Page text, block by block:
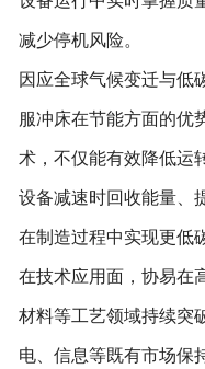
减少停机风险。
因应全球气候变迁与低
服冲床在节能方面的优
术，不仅能有效降低运
设备减速时回收能量、
在制造过程中实现更低
在技术应用面，协易在
材料等工艺领域持续突
电、信息等既有市场保